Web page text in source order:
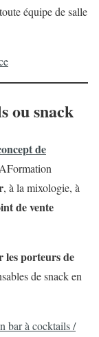
équipe de salle
ou snack
de
, à la mixologie, à
de vente
les porteurs de
de snack en
bar à cocktails /